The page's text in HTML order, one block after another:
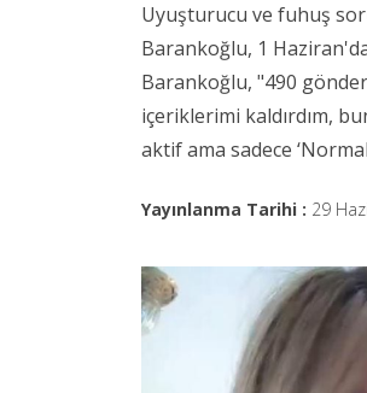
Uyuşturucu ve fuhuş
Barankoğlu, 1
Barankoğlu, "490
içeriklerimi kaldırdım,
aktif ama sadece
Yayınlanma Tarihi : 29